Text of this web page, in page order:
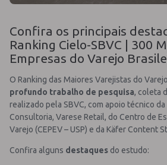
Confira os principais
Ranking Cielo-SBVC | 300
Empresas do Varejo
O Ranking das Maiores Varejistas do
profundo trabalho de pesquisa, coleta
realizado pela SBVC, com apoio técnico da
Consultoria, Varese Retail, do Centro de
Varejo (CEPEV – USP) e da Käfer Content
Confira alguns destaques do estudo: